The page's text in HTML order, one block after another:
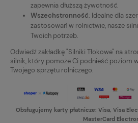
zapewnia dłuższą żywotność.
Wszechstronność: Idealne dla
zastosowań w rolnictwie, nasze
Twoich potrzeb.
Odwiedź zakładkę "Silniki Tłokowe" na
silnik, który pomoże Ci podnieść poziom
Twojego sprzętu rolniczego.
Obsługujemy karty płatnicze: Visa, Visa
MasterCard